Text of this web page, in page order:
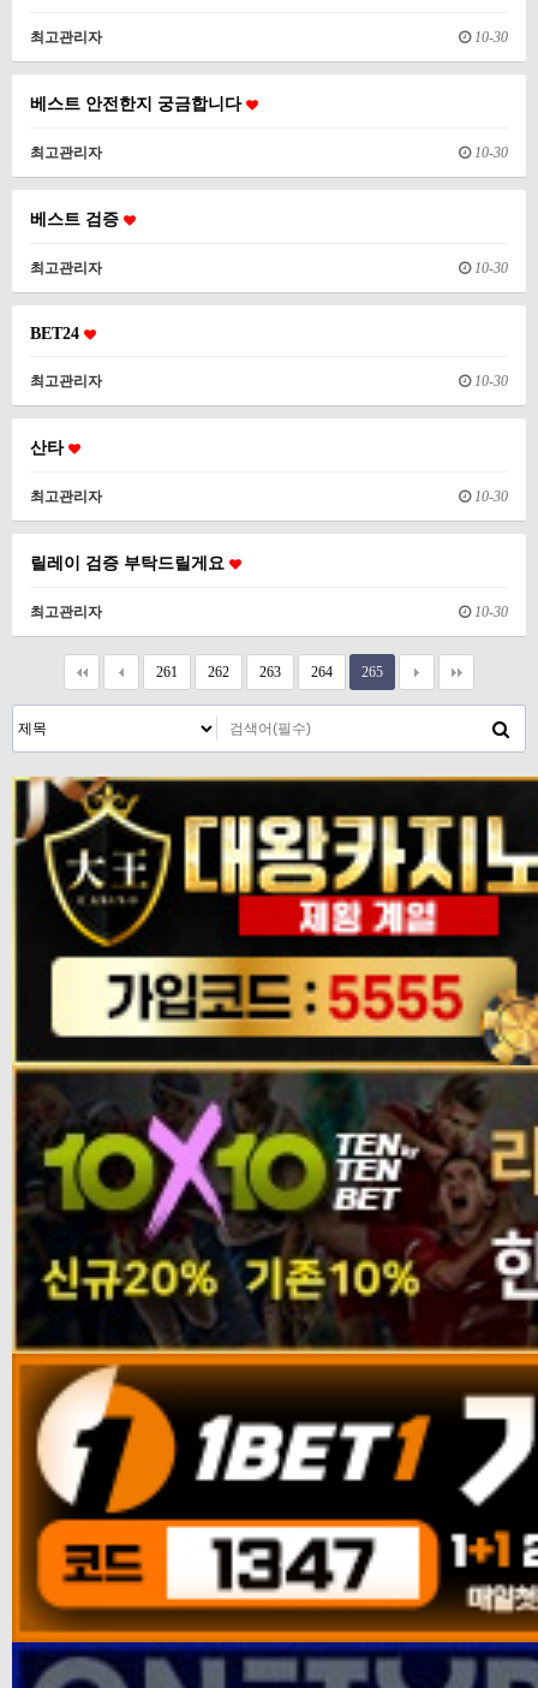
최고관리자 10-30
베스트 안전한지 궁금합니다
최고관리자 10-30
베스트 검증
최고관리자 10-30
BET24
최고관리자 10-30
산타
최고관리자 10-30
릴레이 검증 부탁드릴게요
최고관리자 10-30
261 262 263 264 265